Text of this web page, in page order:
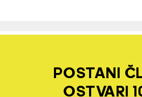
POSTANI
OSTVARI